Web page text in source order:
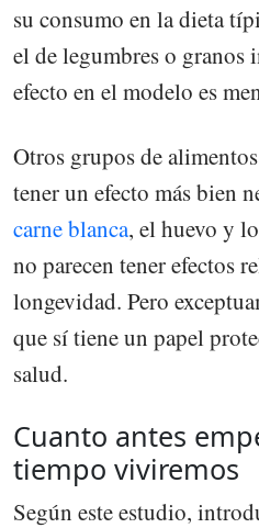
su consumo en la dieta
el de legumbres o granos
efecto en el modelo es
Otros grupos de
tener un efecto más bien
carne blanca, el huevo y
no parecen tener efectos
longevidad. Pero
que sí tiene un papel
salud.
Cuanto antes
tiempo viviremos
Según este estudio,